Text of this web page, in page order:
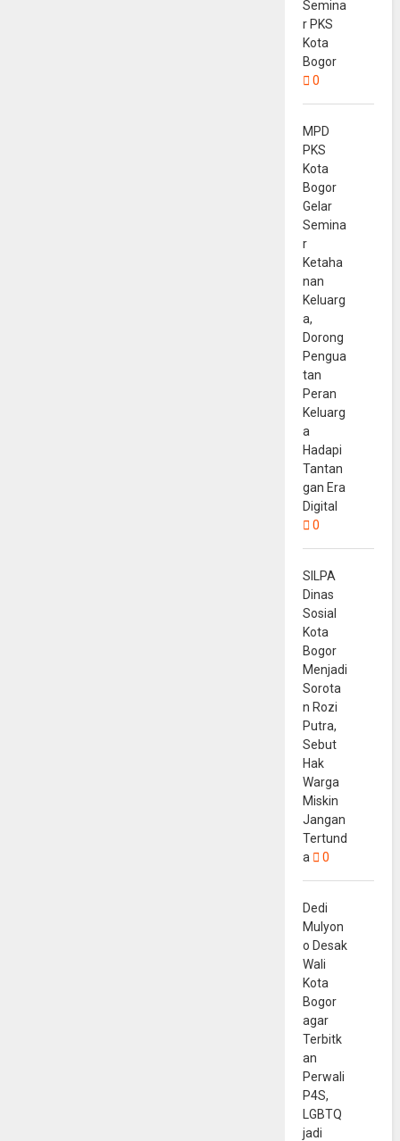
Semina
r PKS
Kota
Bogor
0
MPD
PKS
Kota
Bogor
Gelar
Semina
r
Ketaha
nan
Keluarg
a,
Dorong
Pengua
tan
Peran
Keluarg
a
Hadapi
Tantan
gan Era
Digital
0
SILPA
Dinas
Sosial
Kota
Bogor
Menjadi
Sorota
n Rozi
Putra,
Sebut
Hak
Warga
Miskin
Jangan
Tertund
a
0
Dedi
Mulyon
o Desak
Wali
Kota
Bogor
agar
Terbitk
an
Perwali
P4S,
LGBTQ
jadi